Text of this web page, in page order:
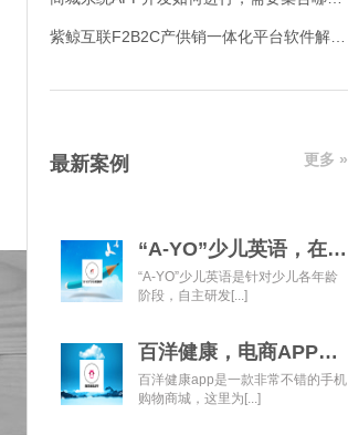
最新案例 更多 »
“A-YO”少儿英语，在线语言学习平台开发经典案例
“A-YO”少儿英语是针对少儿各年龄
阶段，自主研发[...]
百洋健康，电商APP开发经典案例
百洋健康app是一款非常不错的手机
购物商城，这里为[...]